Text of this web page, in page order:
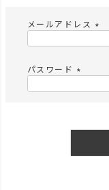
メールアドレス
)
パスワード